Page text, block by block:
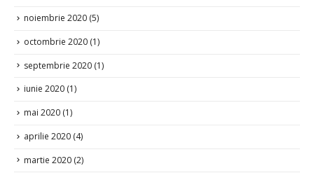
noiembrie 2020 (5)
octombrie 2020 (1)
septembrie 2020 (1)
iunie 2020 (1)
mai 2020 (1)
aprilie 2020 (4)
martie 2020 (2)